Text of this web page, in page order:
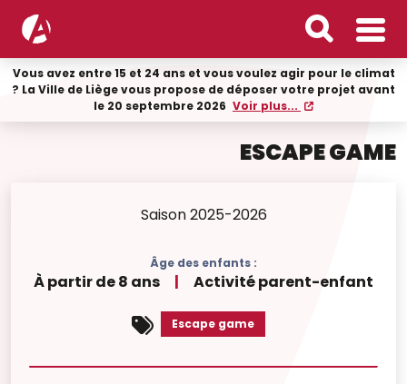
Vous avez entre 15 et 24 ans et vous voulez agir pour le climat
? La Ville de Liège vous propose de déposer votre projet avant
le 20 septembre 2026 Voir plus...
ESCAPE GAME
Saison 2025-2026
Âge des enfants :
À partir de 8 ans | Activité parent-enfant
Escape game